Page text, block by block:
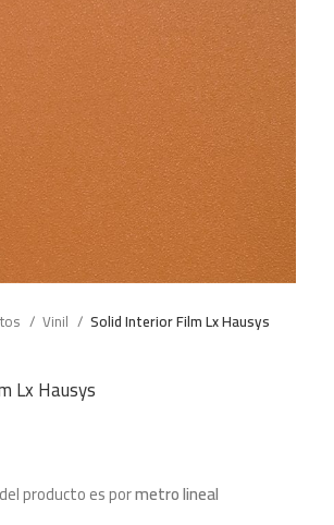
Vinil Solid Interior Film Lx Hausys
Lx Hausys
producto es pormetro lineal